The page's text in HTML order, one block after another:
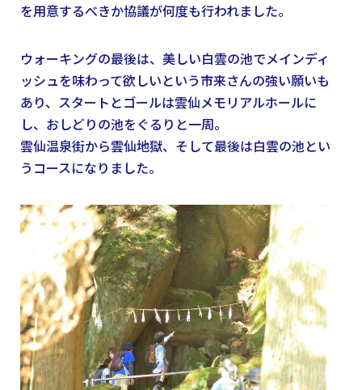
を用意するべきか協議が何度も行われました。
ウォーキングの最後は、美しい白雲の池でメインディ
ッシュを味わって欲しいという市来さんの強い願いも
あり、スタートとゴールは雲仙メモリアルホールに
し、おしどりの池をぐるりと一周。
雲仙温泉街から雲仙地獄、そして最後は白雲の池とい
うコースになりました。